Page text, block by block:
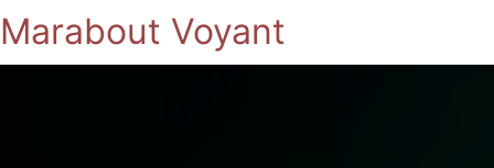
Marabout Voyant